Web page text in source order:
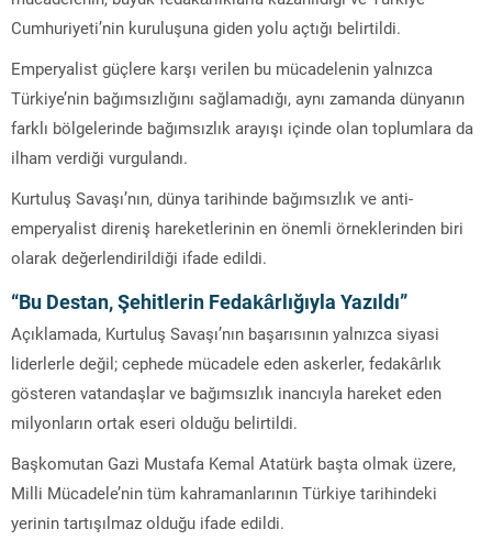
Cumhuriyeti’nin kuruluşuna giden yolu açtığı belirtildi.
Emperyalist güçlere karşı verilen bu mücadelenin yalnızca
Türkiye’nin bağımsızlığını sağlamadığı, aynı zamanda dünyanın
farklı bölgelerinde bağımsızlık arayışı içinde olan toplumlara da
ilham verdiği vurgulandı.
Kurtuluş Savaşı’nın, dünya tarihinde bağımsızlık ve anti-
emperyalist direniş hareketlerinin en önemli örneklerinden biri
olarak değerlendirildiği ifade edildi.
“Bu Destan, Şehitlerin Fedakârlığıyla Yazıldı”
Açıklamada, Kurtuluş Savaşı’nın başarısının yalnızca siyasi
liderlerle değil; cephede mücadele eden askerler, fedakârlık
gösteren vatandaşlar ve bağımsızlık inancıyla hareket eden
milyonların ortak eseri olduğu belirtildi.
Başkomutan Gazi Mustafa Kemal Atatürk başta olmak üzere,
Milli Mücadele’nin tüm kahramanlarının Türkiye tarihindeki
yerinin tartışılmaz olduğu ifade edildi.